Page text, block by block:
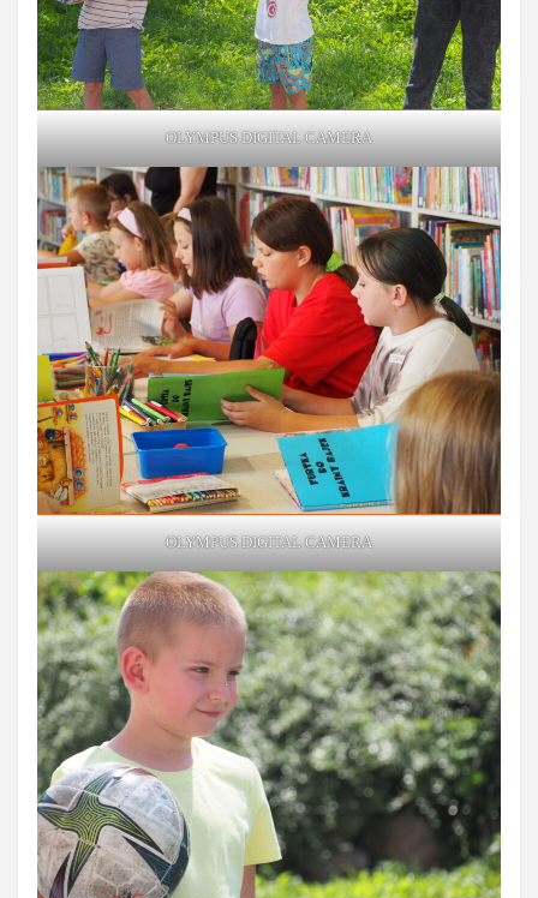
OLYMPUS DIGITAL CAMERA
OLYMPUS DIGITAL CAMERA